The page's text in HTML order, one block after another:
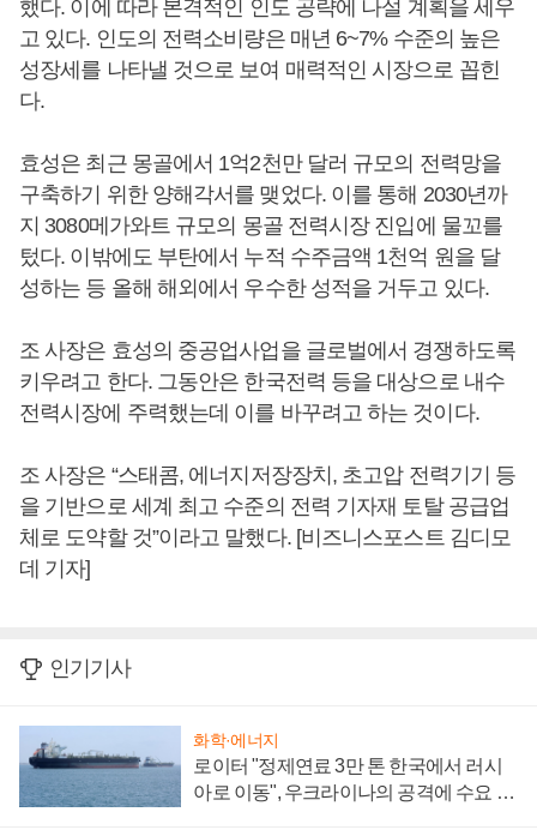
했다. 이에 따라 본격적인 인도 공략에 나설 계획을 세우
고 있다. 인도의 전력소비량은 매년 6~7% 수준의 높은
성장세를 나타낼 것으로 보여 매력적인 시장으로 꼽힌
다.
효성은 최근 몽골에서 1억2천만 달러 규모의 전력망을
구축하기 위한 양해각서를 맺었다. 이를 통해 2030년까
지 3080메가와트 규모의 몽골 전력시장 진입에 물꼬를
텄다. 이밖에도 부탄에서 누적 수주금액 1천억 원을 달
성하는 등 올해 해외에서 우수한 성적을 거두고 있다.
조 사장은 효성의 중공업사업을 글로벌에서 경쟁하도록
키우려고 한다. 그동안은 한국전력 등을 대상으로 내수
전력시장에 주력했는데 이를 바꾸려고 하는 것이다.
조 사장은 “스태콤, 에너지저장장치, 초고압 전력기기 등
을 기반으로 세계 최고 수준의 전력 기자재 토탈 공급업
체로 도약할 것”이라고 말했다. [비즈니스포스트 김디모
데 기자]
인기기사
화학·에너지
로이터 "정제연료 3만 톤 한국에서 러시
아로 이동", 우크라이나의 공격에 수요 늘